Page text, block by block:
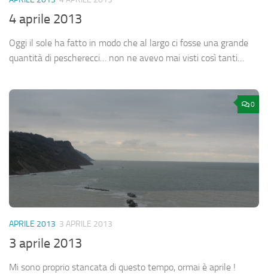
4 aprile 2013
Oggi il sole ha fatto in modo che al largo ci fosse una grande
quantità di pescherecci… non ne avevo mai visti così tanti…
0
APRILE 2013 3 APRILE 2013
3 aprile 2013
Mi sono proprio stancata di questo tempo, ormai è aprile !